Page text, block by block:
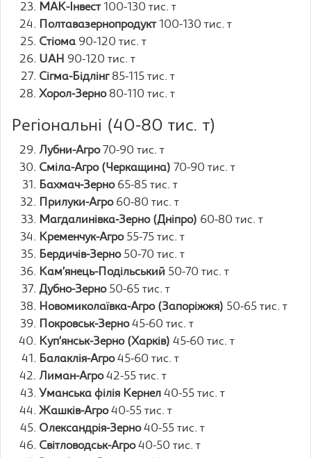
МАК-Інвест100-130 тис. т
Полтавазернопродукт100-130 тис. т
Стіома 90-120 тис. т
UAH 90-120 тис. т
Сігма-Бідлінг85-115 тис. т
Хорол-Зерно80-110 тис. т
Регіональні (40-80 тис. т)
Лубни-Агро70-90 тис. т
Сміла-Агро (Черкащина) 70-90 тис. т
Бахмач-Зерно65-85 тис. т
Прилуки-Агро60-80 тис. т
Магдалинівка-Зерно (Дніпро) 60-80 тис. т
Кременчук-Агро55-75 тис. т
Бердичів-Зерно50-70 тис. т
Кам’янець-Подільський 50-70 тис. т
Дубно-Зерно50-65 тис. т
Новомиколаївка-Агро (Запоріжжя) 50-65 тис. т
Покровськ-Зерно45-60 тис. т
Куп’янськ-Зерно (Харків) 45-60 тис. т
Балаклія-Агро45-60 тис. т
Лиман-Агро42-55 тис. т
Уманська філія Кернел 40-55 тис. т
Жашків-Агро40-55 тис. т
Олександрія-Зерно40-55 тис. т
Світловодськ-Агро40-50 тис. т